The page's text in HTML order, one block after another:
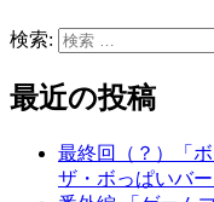
検索:
最近の投稿
最終回（？）「
ザ・ボっぱいバー